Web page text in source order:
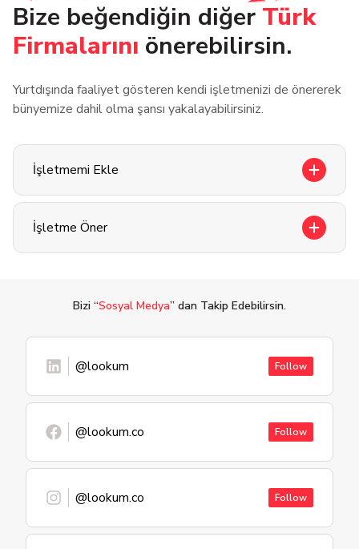
Bize beğendiğin diğer Türk
Firmalarını önerebilirsin.
Yurtdışında faaliyet gösteren kendi işletmenizi de önererek
bünyemize dahil olma şansı yakalayabilirsiniz.
İşletmemi Ekle
İşletme Öner
Bizi “Sosyal Medya” dan Takip Edebilirsin.
@lookum Follow
@lookum.co Follow
@lookum.co Follow